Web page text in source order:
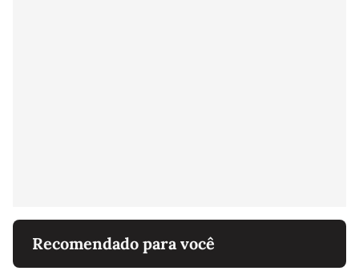
Recomendado para você